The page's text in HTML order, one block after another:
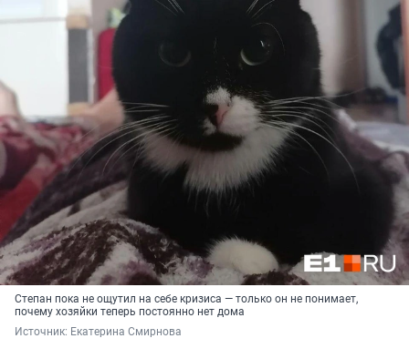
Степан пока не ощутил на себе кризиса — только он не понимает,
почему хозяйки теперь постоянно нет дома
Источник: Екатерина Смирнова